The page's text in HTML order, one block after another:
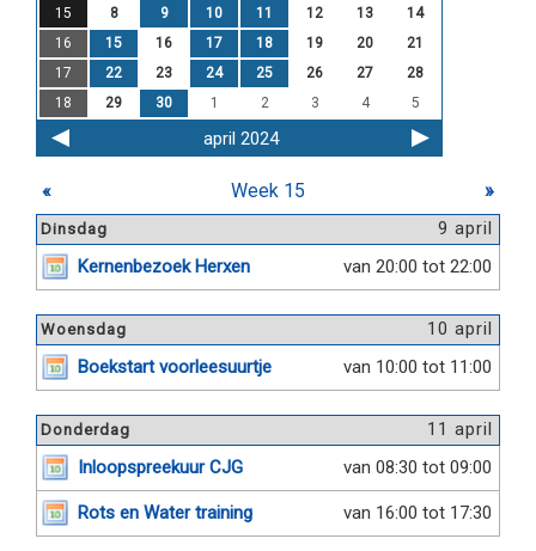
15
8 9 10 11 12 13
14
16
15 16 17 18 19 20
21
17
22 23 24 25 26 27
28
18
29 30 1 2 3 4 5
april 2024
« Week 15 »
9 april
Dinsdag
van 20:00 tot 22:00
Kernenbezoek Herxen
10 april
Woensdag
van 10:00 tot 11:00
Boekstart voorleesuurtje
11 april
Donderdag
van 08:30 tot 09:00
Inloopspreekuur CJG
van 16:00 tot 17:30
Rots en Water training